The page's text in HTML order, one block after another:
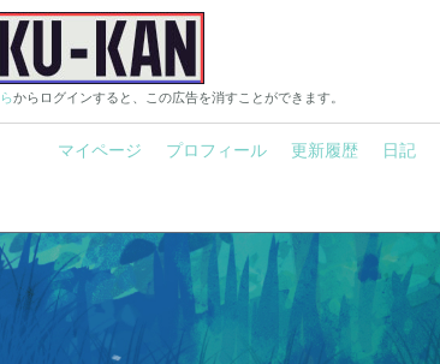
からログインすると、この広告を消すことができます。
マイページ プロフィール 更新履歴 日記